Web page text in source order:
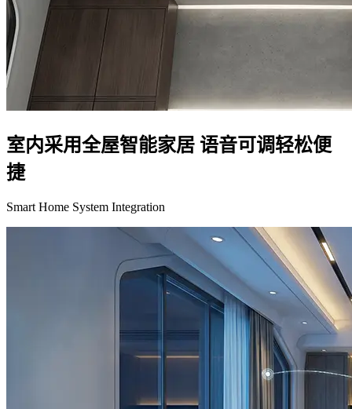
室内采用全屋智能家居 语音可调轻松便
捷
Smart Home System Integration